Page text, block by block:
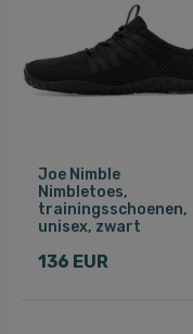
Joe Nimble
Nimbletoes,
trainingsschoenen,
unisex, zwart
136 EUR